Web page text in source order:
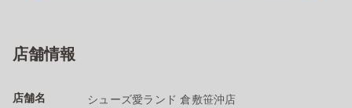
店舗情報
店舗名 シューズ愛ランド 倉敷笹沖店